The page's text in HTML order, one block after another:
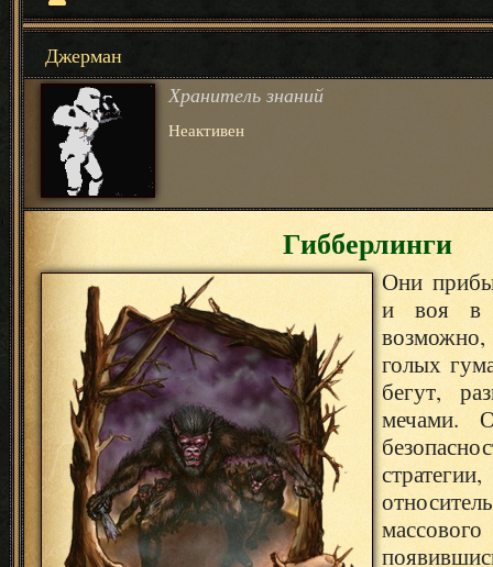
Джерман
Хранитель знаний
Неактивен
Гибберлинги
Они
и воя в
голых
бегут,
мечами.